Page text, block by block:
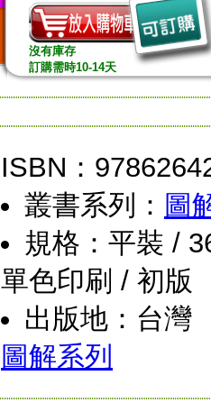
沒有庫存
訂購需時10-14天
ISBN：
叢書系列： 圖
規格：平裝 /
單色印刷 / 初版
出版地：台灣
圖解系列